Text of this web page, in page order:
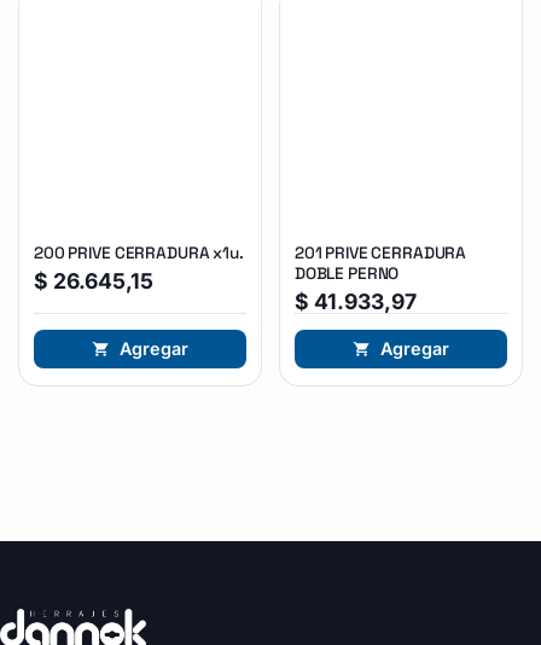
200 PRIVE CERRADURA x1u.
$ 26.645,15
Agregar
201 PRIVE CERRADURA
DOBLE PERNO
$ 41.933,97
Agregar